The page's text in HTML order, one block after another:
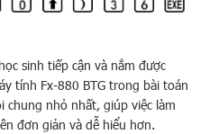
sinh tiếp cận và nắm được
tính Fx-880 BTG trong bài toán
chung nhỏ nhất, giúp việc làm
đơn giản và dễ hiểu hơn.